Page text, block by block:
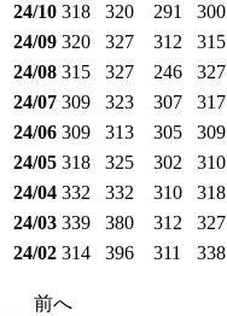
24/10 318 320 291 300
24/09 320 327 312 315
24/08 315 327 246 327
24/07 309 323 307 317
24/06 309 313 305 309
24/05 318 325 302 310
24/04 332 332 310 318
24/03 339 380 312 327
24/02 314 396 311 338
前へ